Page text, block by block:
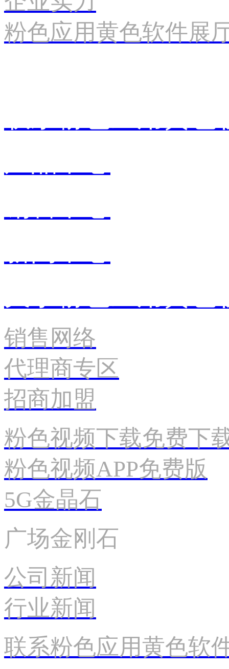
粉色应用黄色软件展
销售网络
代理商专区
招商加盟
粉色视频下载免费下
粉色视频APP免费版
5G金晶石
广场金刚石
公司新闻
行业新闻
联系粉色应用黄色软